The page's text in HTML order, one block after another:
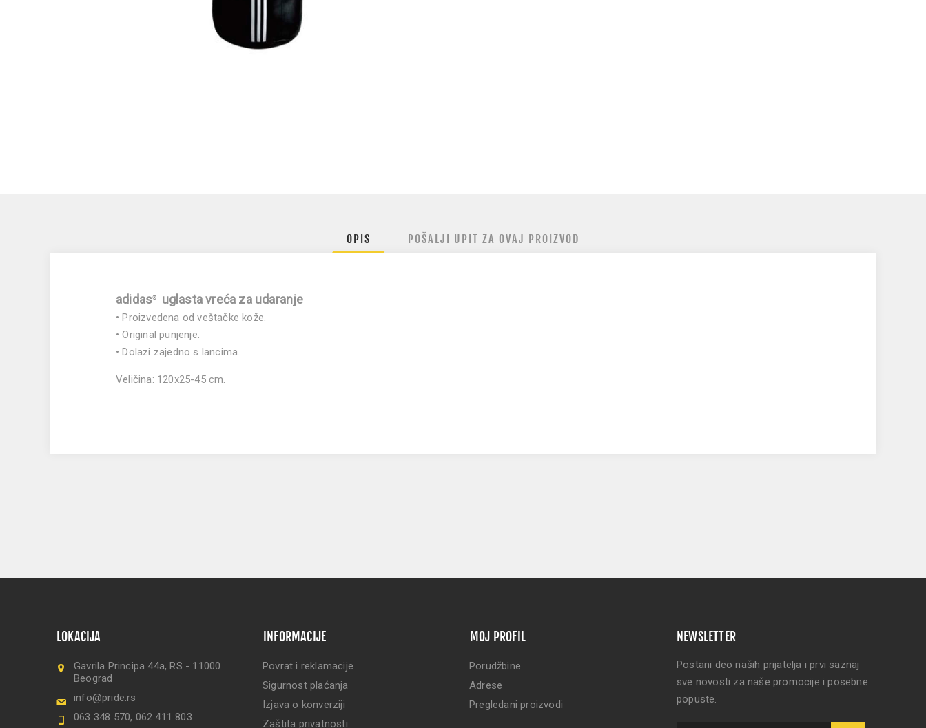
OPIS POŠALJI UPIT ZA OVAJ PROIZVOD
adidas® uglasta vreća za udaranje
• Proizvedena od veštačke kože.
• Original punjenje.
• Dolazi zajedno s lancima.
Veličina: 120x25-45 cm.
LOKACIJA
Gavrila Principa 44a, RS - 11000
Beograd
info@pride.rs
063 348 570, 062 411 803
INFORMACIJE
Povrat i reklamacije
Sigurnost plaćanja
Izjava o konverziji
Zaštita privatnosti
MOJ PROFIL
Porudžbine
Adrese
Pregledani proizvodi
NEWSLETTER
Postani deo naših prijatelja i prvi saznaj
sve novosti za naše promocije i posebne
popuste.